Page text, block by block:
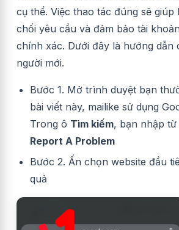
cụ thể. Việc thao tác đúng sẽ
chối yêu cầu và đảm bảo tài
chính xác. Dưới đây là hướng dẫn
người mới.
Bước 1. Mở trình duyệt bạn
bài viết này, mailike sử dụng
Trong ô Tìm kiếm, bạn nhập từ
Report A Problem
Bước 2. Ấn chọn website đầu
quả